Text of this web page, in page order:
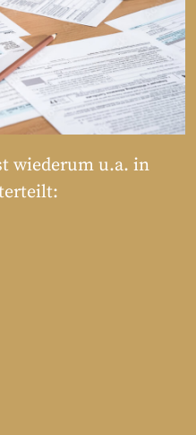
wiederum u.a. in